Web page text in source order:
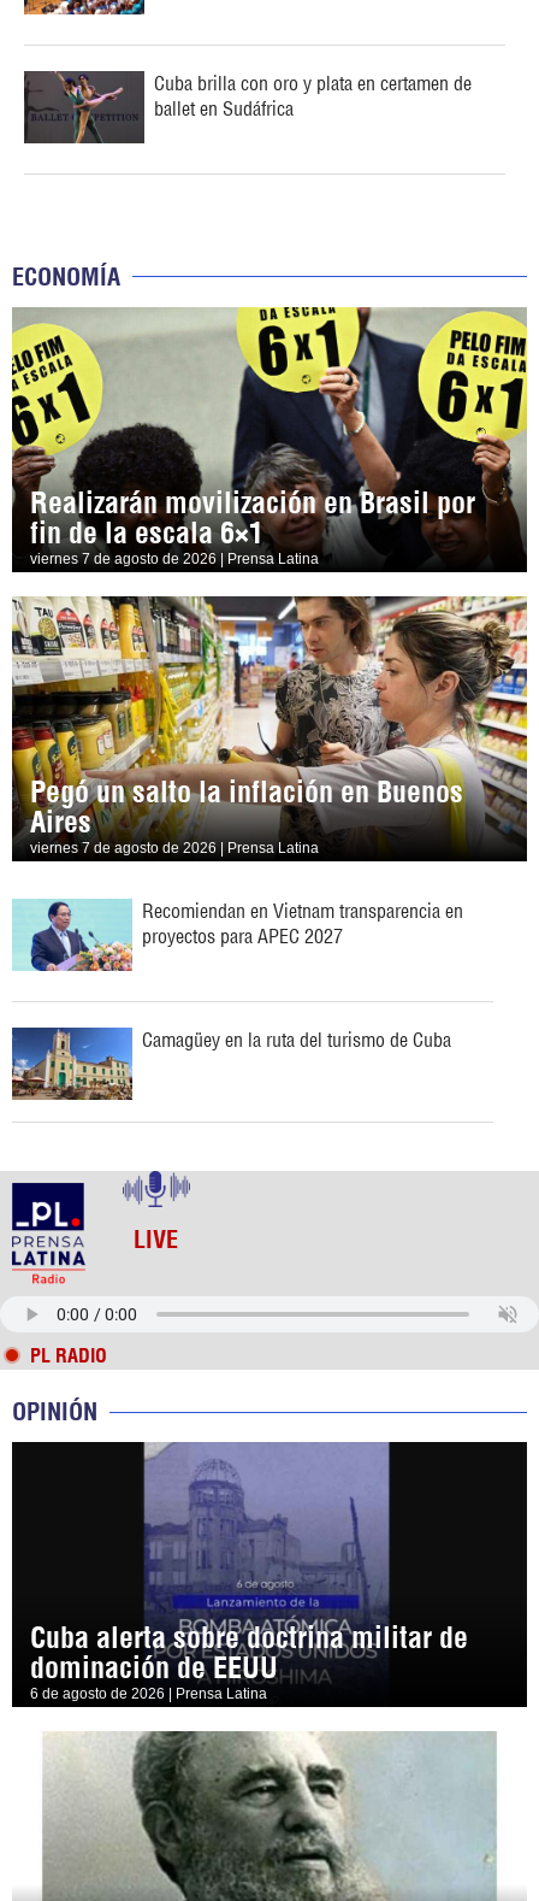
Cuba brilla con oro y plata en certamen de
ballet en Sudáfrica
ECONOMÍA
Realizarán movilización en Brasil por
fin de la escala 6×1
viernes 7 de agosto de 2026 | Prensa Latina
Pegó un salto la inflación en Buenos
Aires
viernes 7 de agosto de 2026 | Prensa Latina
Recomiendan en Vietnam transparencia en
proyectos para APEC 2027
Camagüey en la ruta del turismo de Cuba
LIVE
PL RADIO
OPINIÓN
Cuba alerta sobre doctrina militar de
dominación de EEUU
6 de agosto de 2026 | Prensa Latina